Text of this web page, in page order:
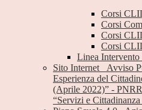
Corsi
Corsi
Corsi
Corsi
Linea Intervento
Sito Internet _Avviso
Esperienza del
(Aprile 2022)” -
“Servizi e